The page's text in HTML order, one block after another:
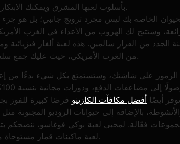
تتميز لعبة Rodeo Stampede بأسلوب لعبها المشرق ويمكنك الابتكار فيها.
وستتيح لك الهروب من الأعداء في الغرب
الجدد من الفرار سالمين. هذه لعبة ألغاز
من الغرب الأمريكي، حيث عليك جمع سلسلة من الحيوانات المقاتلة لإيقاظ فيل نائم.
الرموز على شاشتك، وستستمتع بكل شيء بدءًا من
أفضل مكافآت الكازينو فرصًا كبيرة للفوز
بالإضافة إلى حيوانات الروديو المجنونة
فعّالة. لمحبي لعبة بوكي فوغاسو، ننصحكم
لعبة ماكينات قمار مستوحاة من الغرب الأمريكي، مستوحاة من فوغاسو.